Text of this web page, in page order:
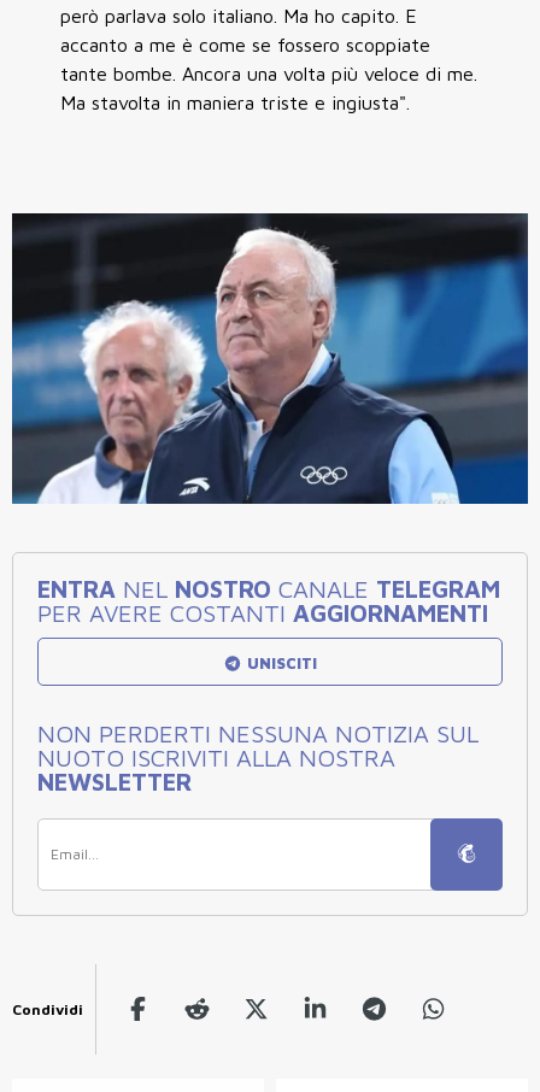
però parlava solo italiano. Ma ho capito. E
accanto a me è come se fossero scoppiate
tante bombe. Ancora una volta più veloce di me.
Ma stavolta in maniera triste e ingiusta".
ENTRA NEL NOSTRO CANALE TELEGRAM
PER AVERE COSTANTI AGGIORNAMENTI
UNISCITI
NON PERDERTI NESSUNA NOTIZIA SUL
NUOTO ISCRIVITI ALLA NOSTRA
NEWSLETTER
Condividi